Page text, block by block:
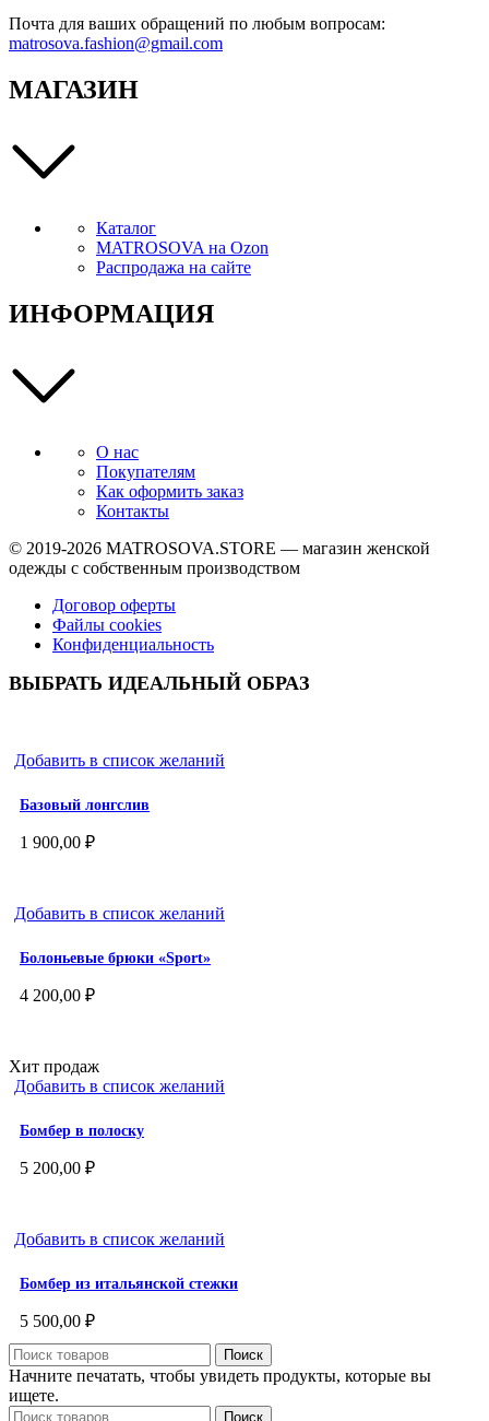
Почта для ваших обращений по любым вопросам:
matrosova.fashion@gmail.com
МАГАЗИН
Каталог
MATROSOVA на Ozon
Распродажа на сайте
ИНФОРМАЦИЯ
О нас
Покупателям
Как оформить заказ
Контакты
© 2019-2026 MATROSOVA.STORE — магазин женской
одежды с собственным производством
Договор оферты
Файлы cookies
Конфиденциальность
ВЫБРАТЬ ИДЕАЛЬНЫЙ ОБРАЗ
Добавить в список желаний
Базовый лонгслив
1 900,00 ₽
Добавить в список желаний
Болоньевые брюки «Sport»
4 200,00 ₽
Хит продаж
Добавить в список желаний
Бомбер в полоску
5 200,00 ₽
Добавить в список желаний
Бомбер из итальянской стежки
5 500,00 ₽
Поиск
Начните печатать, чтобы увидеть продукты, которые вы
ищете.
Поиск